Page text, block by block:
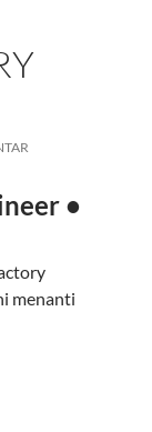
•
menanti